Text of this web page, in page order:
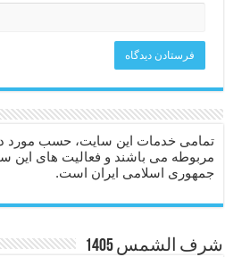
تمامی خدمات این سایت، حسب مورد
مربوطه می باشند و فعالیت های این
جمهوری اسلامی ایران است.
شرف الشمس 1405